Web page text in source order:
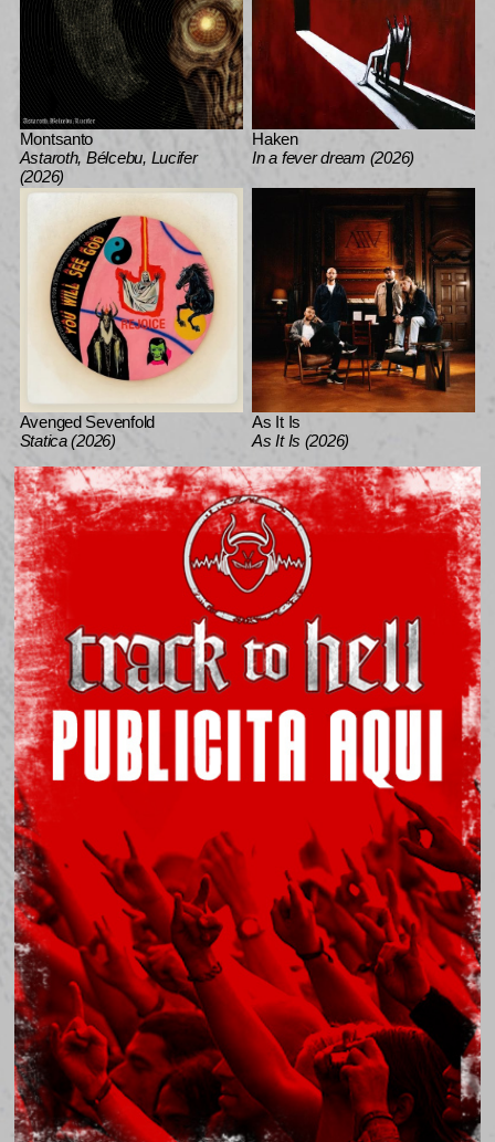
Montsanto
Astaroth, Bélcebu, Lucifer
(2026)
Haken
In a fever dream (2026)
Avenged Sevenfold
Statica (2026)
As It Is
As It Is (2026)